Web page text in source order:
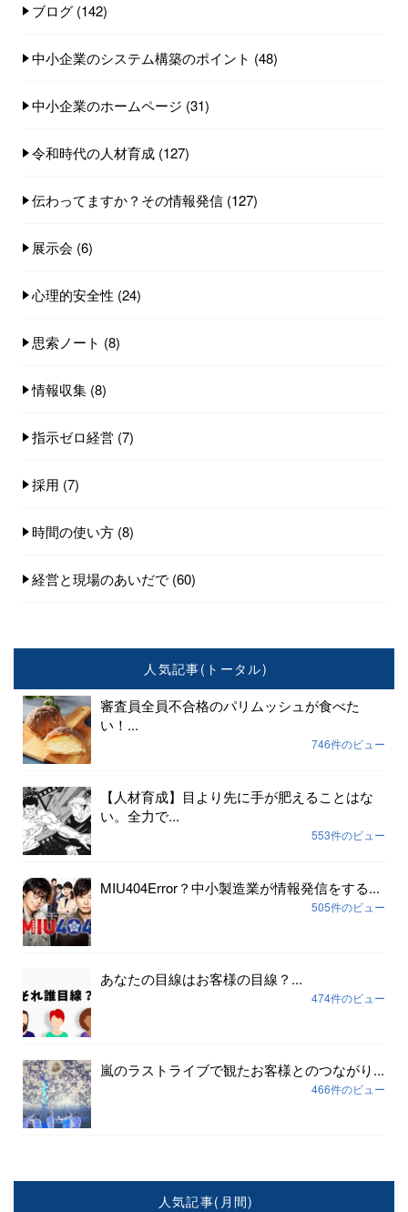
ブログ (142)
中小企業のシステム構築のポイント (48)
中小企業のホームページ (31)
令和時代の人材育成 (127)
伝わってますか？その情報発信 (127)
展示会 (6)
心理的安全性 (24)
思索ノート (8)
情報収集 (8)
指示ゼロ経営 (7)
採用 (7)
時間の使い方 (8)
経営と現場のあいだで (60)
人気記事(トータル)
審査員全員不合格のパリムッシュが食べた
い！...
746件のビュー
【人材育成】目より先に手が肥えることはな
い。全力で...
553件のビュー
MIU404Error？中小製造業が情報発信をする...
505件のビュー
あなたの目線はお客様の目線？...
474件のビュー
嵐のラストライブで観たお客様とのつながり...
466件のビュー
人気記事(月間)